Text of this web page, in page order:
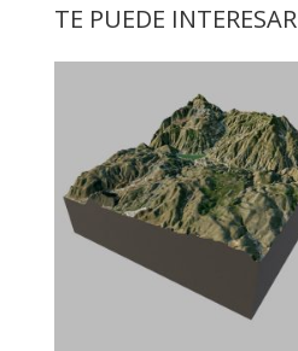
TE PUEDE INTERESAR